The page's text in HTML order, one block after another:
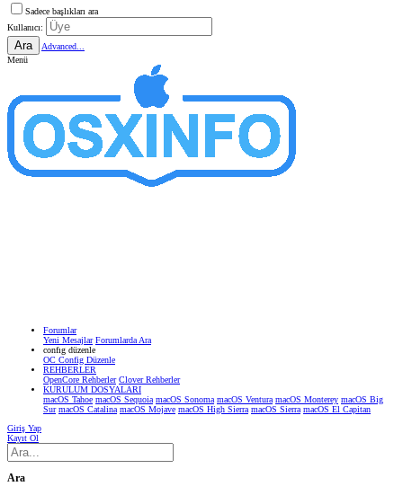
Sadece başlıkları ara
Kullanıcı:
Ara
Advanced...
Menü
Forumlar
Yeni Mesajlar Forumlarda Ara
confıg düzenle
OC Config Düzenle
REHBERLER
OpenCore Rehberler Clover Rehberler
KURULUM DOSYALARI
macOS Tahoe macOS Sequoia macOS Sonoma macOS Ventura macOS Monterey macOS Big
Sur macOS Catalina macOS Mojave macOS High Sierra macOS Sierra macOS El Capitan
Giriş Yap
Kayıt Ol
Ara